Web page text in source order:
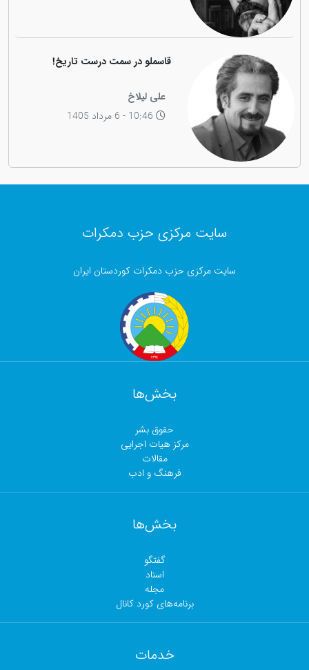
قاسملو در سمت درست تاریخ!
علی لیلاخ
سایت مرکزی حزب دمکرات
سایت مرکزی حزب دمکرات کوردستان ایران
بخش‌ها
حقوق بشر
مرکز هیات اجرایی
مقالات
فرهنگ و ادب
بخش‌ها
گفتگو
اسناد
مجلە
برنامەهای کورد کانال
خدمات